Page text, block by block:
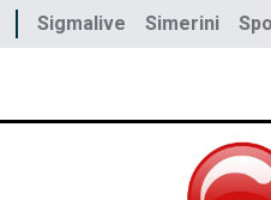
Sigmalive Simerini